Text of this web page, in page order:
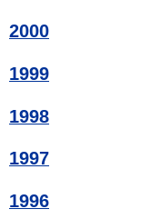
2000
1999
1998
1997
1996